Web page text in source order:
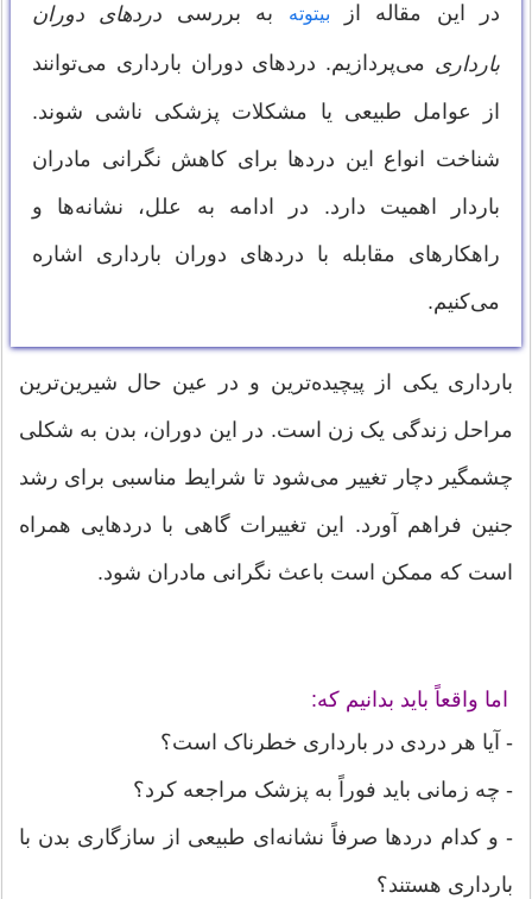
در این مقاله از بیتوته به بررسی دردهای دوران
بارداری می‌پردازیم. دردهای دوران بارداری می‌توانند
از عوامل طبیعی یا مشکلات پزشکی ناشی شوند.
شناخت انواع این دردها برای کاهش نگرانی مادران
باردار اهمیت دارد. در ادامه به علل، نشانه‌ها و
راهکارهای مقابله با دردهای دوران بارداری اشاره
می‌کنیم.
بارداری یکی از پیچیده‌ترین و در عین حال شیرین‌ترین
مراحل زندگی یک زن است. در این دوران، بدن به شکلی
چشمگیر دچار تغییر می‌شود تا شرایط مناسبی برای رشد
جنین فراهم آورد. این تغییرات گاهی با دردهایی همراه
است که ممکن است باعث نگرانی مادران شود.
اما واقعاً باید بدانیم که:
- آیا هر دردی در بارداری خطرناک است؟
- چه زمانی باید فوراً به پزشک مراجعه کرد؟
- و کدام دردها صرفاً نشانه‌ای طبیعی از سازگاری بدن با
بارداری هستند؟